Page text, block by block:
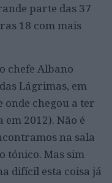
parte das 37
18 com mais
chefe Albano
Lágrimas, em
onde chegou a ter
2012). Não é
na sala
tónico. Mas sim
difícil esta coisa já